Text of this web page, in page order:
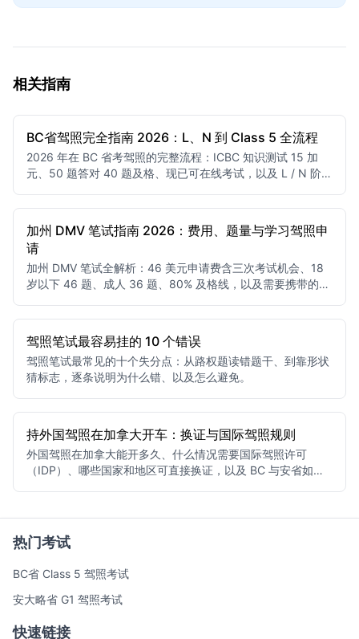
相关指南
BC省驾照完全指南 2026：L、N 到 Class 5 全流程
2026 年在 BC 省考驾照的完整流程：ICBC 知识测试 15 加
元、50 题答对 40 题及格、现已可在线考试，以及 L / N 阶段
加州 DMV 笔试指南 2026：费用、题量与学习驾照申
请
加州 DMV 笔试全解析：46 美元申请费含三次考试机会、18
岁以下 46 题、成人 36 题、80% 及格线，以及需要携带的证
驾照笔试最容易挂的 10 个错误
驾照笔试最常见的十个失分点：从路权题读错题干、到靠形状
猜标志，逐条说明为什么错、以及怎么避免。
持外国驾照在加拿大开车：换证与国际驾照规则
外国驾照在加拿大能开多久、什么情况需要国际驾照许可
（IDP）、哪些国家和地区可直接换证，以及 BC 与安省如何
热门考试
BC省 Class 5 驾照考试
安大略省 G1 驾照考试
快速链接